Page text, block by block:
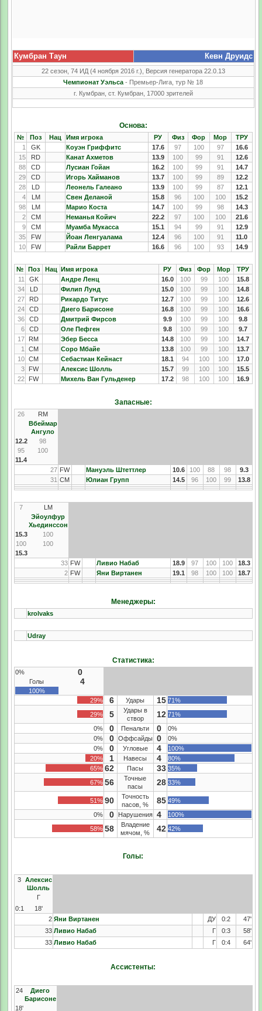
Кумбран Таун Кевн Друидс
22 сезон, 74 ИД (4 ноября 2016 г.), Версия генератора 22.0.13
Чемпионат Уэльса - Премьер-Лига, тур № 18
г. Кумбран, ст. Кумбран, 17000 зрителей
Основа:
№ Поз Нац Имя игрока РУ Физ Фор Мор
ТРУ
1
GK Коуэн Гриффитс 17.6 97 100 97
16.6
15
RD Канат Ахметов 13.9 100 99 91
12.6
88
CD Лусиан Гойан 16.2 100 99 91
14.7
29
CD Игорь Хайманов 13.7 100 99 89
12.2
28
LD Леонель Галеано 13.9 100 99 87
12.1
4
LM Свен Деланой 15.8 96 100 100
15.2
98
LM Марио Коста 14.7 100 99 98
14.3
2
CM Неманья Койич 22.2 97 100 100
21.6
9
CM Муамба Мукасса 15.1 94 99 91
12.9
35
FW Йоан Ленгуалама 12.4 96 100 91
11.0
10
FW Райли Баррет 16.6 96 100 93 14.9
№ Поз Нац Имя игрока РУ Физ Фор Мор
ТРУ
11
GK Андре Ленц 16.0 100 99 100
15.8
34
LD Филип Лунд 15.0 100 99 100
14.8
27
RD Рикардо Титус 12.7 100 99 100
12.6
24
CD Диего Барисоне 16.8 100 99 100
16.6
36
CD Дмитрий Фирсов 9.9 100 99 100
9.8
6
CD Оле Пефген 9.8 100 99 100
9.7
17
RM Эбер Бесса 14.8 100 99 100
14.7
1
CM Соро Мбайе 13.8 100 99 100
13.7
10
CM Себастиан Кейнаст 18.1 94 100 100
17.0
3
FW Алексис Шолль 15.7 99 100 100
15.5
22
FW Михель Ван Гульденер 17.2 98 100 100 16.9
Запасные:
26
RM
Вбеймар
Ангуло
12.2
98
95
100
11.4
27 FW Мануэль Штеттлер 10.6 100 88 98
9.3
31 CM Юлиан Групп 14.5 96 100 99 13.8
7
LM
Эйоулфур
Хьединссон
15.3
100
100
100
15.3
33 FW Ливио Набаб 18.9 97 100 100
18.3
2 FW Яни Виртанен 19.1 98 100 100 18.7
Менеджеры:
krolvaks
Udray
Статистика:
0% 0
Голы 4
100%
29%
6 Удары 15 71%
29%
5
Удары в
створ
12 71%
0%
0 Пенальти 0
0%
0%
0 Оффсайды 0
0%
0%
0 Угловые 4
100%
20%
1 Навесы 4
80%
65% 62 Пасы 33 35%
67% 56
Точные
пасы
28 33%
51% 90
Точность
пасов, %
85 49%
0%
0 Нарушения 4
100%
58% 58
Владение
мячом, %
42 42%
Голы:
3 Алексис
Шолль
Г
0:1
18'
2 Яни Виртанен ДУ 0:2
47'
33 Ливио Набаб Г 0:3
58'
33 Ливио Набаб Г 0:4 64'
Ассистенты:
24
Диего
Барисоне
18'